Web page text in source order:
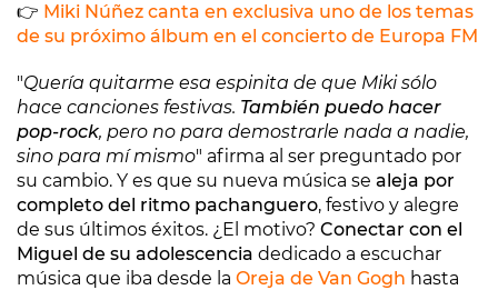
👉 Miki Núñez canta en exclusiva uno de los temas
de su próximo álbum en el concierto de Europa FM
"Quería quitarme esa espinita de que Miki sólo
hace canciones festivas. También puedo hacer
pop-rock, pero no para demostrarle nada a nadie,
sino para mí mismo" afirma al ser preguntado por
su cambio. Y es que su nueva música se aleja por
completo del ritmo pachanguero, festivo y alegre
de sus últimos éxitos. ¿El motivo? Conectar con el
Miguel de su adolescencia dedicado a escuchar
música que iba desde la Oreja de Van Gogh hasta